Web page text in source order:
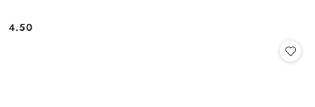
Cena:
4.50